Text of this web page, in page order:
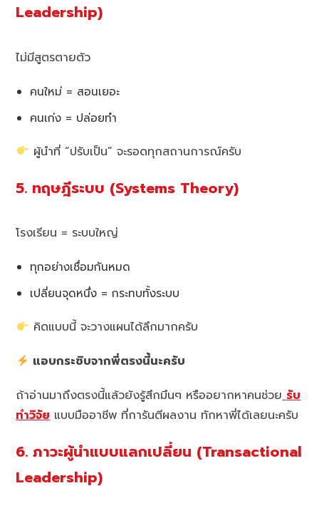
Leadership)
ไม่มีสูตรตายตัว
คนใหม่ = สอนเยอะ
คนเก่ง = ปล่อยทำ
ผู้นำที่ “ปรับเป็น” จะรอดทุกสถานการณ์ครับ
5. ทฤษฎีระบบ (Systems Theory)
โรงเรียน = ระบบใหญ่
ทุกอย่างเชื่อมกันหมด
เปลี่ยนจุดหนึ่ง = กระทบทั้งระบบ
คิดแบบนี้ จะวางแผนได้ลึกมากครับ
แอบกระซิบจากพี่ตรงนี้นะครับ
ถ้าอ่านมาถึงตรงนี้แล้วยังรู้สึกมึนๆ หรืออยากหาคนช่วย รับ
ทำวิจัยแบบมืออาชีพ ที่การันตีผลงาน ทักหาพี่ได้เลยนะครับ
6. ภาวะผู้นำแบบแลกเปลี่ยน (Transactional
Leadership)